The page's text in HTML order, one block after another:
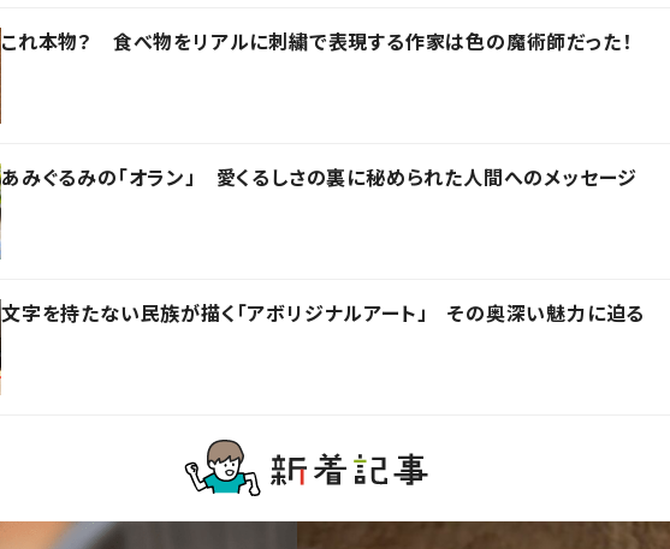
これ本物？ 食べ物をリアルに刺繍で表現する作家は色の魔術師だった！
あみぐるみの「オラン」 愛くるしさの裏に秘められた人間へのメッセージ
文字を持たない民族が描く「アボリジナルアート」 その奥深い魅力に迫る